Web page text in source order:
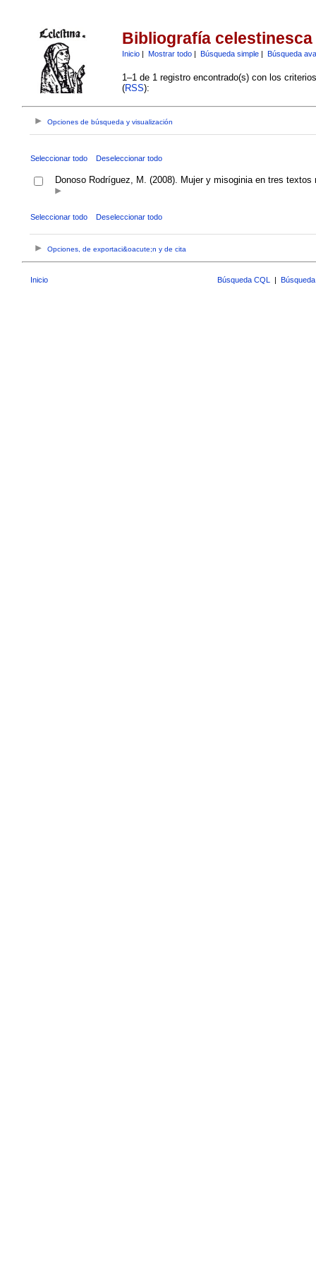
Bibliografía celestinesca
Inicio| Mostrar todo| Búsqueda simple| Búsqueda
1–1 de 1 registro encontrado(s) con los
(RSS):
Opciones de búsqueda y visualización
Seleccionar todo Deseleccionar todo
Donoso Rodríguez, M. (2008). Mujer y misoginia en tres
Seleccionar todo Deseleccionar todo
Opciones, de exportaci&oacute;n y de cita
Inicio Búsqueda CQL |